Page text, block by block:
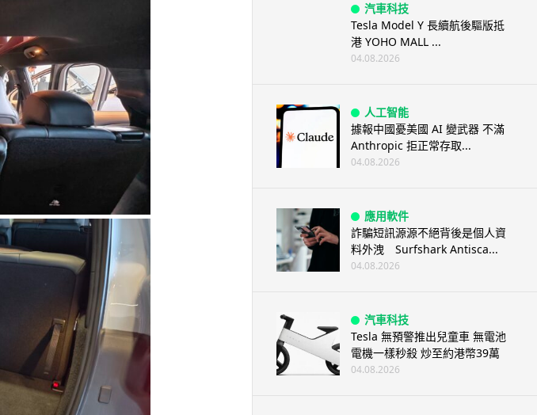
汽車科技
Tesla Model Y 長續航後驅版抵
港 YOHO MALL ...
04.08.2026
人工智能
據報中國憂美國 AI 變武器 不滿
Anthropic 拒正常存取...
04.08.2026
應用軟件
詐騙短訊源源不絕背後是個人資
料外洩 Surfshark Antisca...
04.08.2026
汽車科技
Tesla 無預警推出兒童車 無電池
電機一樣秒殺 炒至約港幣39萬
04.08.2026